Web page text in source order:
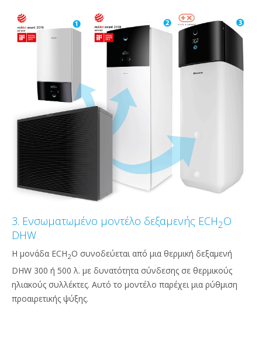
3. Ενσωματωμένο μοντέλο δεξαμενής ECH2O
DHW
Η μονάδα ECH2O συνοδεύεται από μια θερμική δεξαμενή
DHW 300 ή 500 λ. με δυνατότητα σύνδεσης σε θερμικούς
ηλιακούς συλλέκτες. Αυτό το μοντέλο παρέχει μια ρύθμιση
προαιρετικής ψύξης.